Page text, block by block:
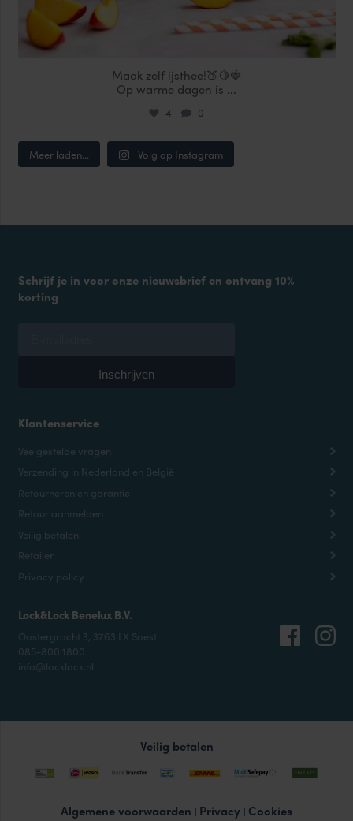
Maak zelf ijsthee!🍑🍋🍓
Op warme dagen is ...
4 0
Meer laden... Volg op Instagram
Klantenservice
Veelgestelde vragen
Verzending in Nederland en België
Retourneren en garantie
Retour aanmelden
Veilig betalen
Retailer
Privacy policy
Lock&Lock Benelux B.V.
Oostergracht 3, 3763 LX Soest
085-800 1800
info@locklock.nl
Schrijf je in voor onze nieuwsbrief en ontvang 10%
korting
Veilig betalen
Algemene voorwaarden | Privacy | Cookies